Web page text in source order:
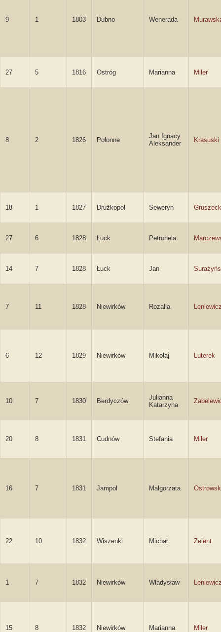
9 1 1803 Dubno Wenerada
27 5 1816 Ostróg Marianna Miler
8 2 1826 Połonne
Jan Ignacy
Aleksander
Krasuski
18 1 1827 Drużkopol Seweryn
27 6 1828 Łuck Petronela
14 7 1828 Łuck Jan
7 11 1828 Niewirków Rozalia
6 12 1829 Niewirków Mikołaj Luterek
10 7 1830 Berdyczów
Julianna
Katarzyna
20 8 1831 Cudnów Stefania Miler
16 7 1831 Jampol Małgorzata
22 10 1832 Wiszenki Michał Zelent
1 7 1832 Niewirków Władysław
15 8 1832 Niewirków Marianna Miler